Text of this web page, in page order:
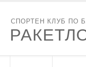
СПОРТЕН КЛУБ ПО